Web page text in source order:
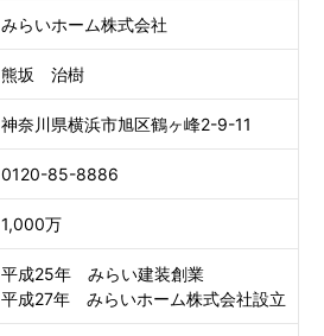
みらいホーム株式会社
熊坂 治樹
神奈川県横浜市旭区鶴ヶ峰2-9-11
0120-85-8886
1,000万
平成25年 みらい建装創業
平成27年 みらいホーム株式会社設立